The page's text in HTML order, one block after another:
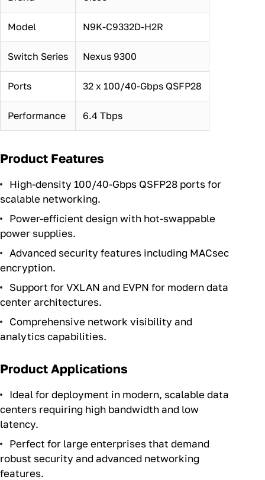
High-density 100/40-Gbps QSFP28 ports for
Power-efficient design with hot-swappable
Advanced security features including MACsec
Support for VXLAN and EVPN for modern data
Comprehensive network visibility and
Product Applications
Ideal for deployment in modern, scalable data
centers requiring high bandwidth and low
Perfect for large enterprises that demand
robust security and advanced networking